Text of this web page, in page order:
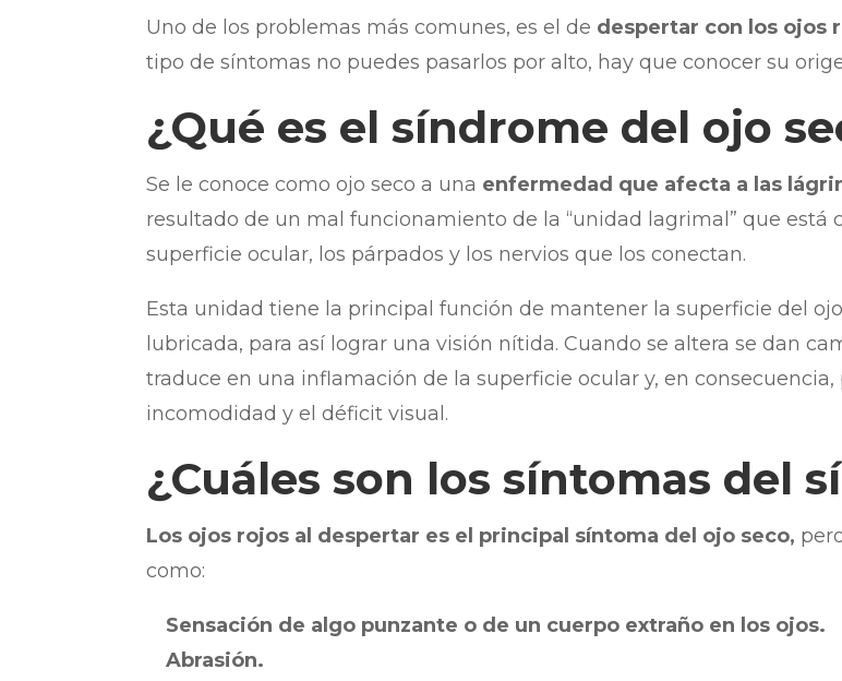
Uno de los problemas más comunes, es el de despertar con los ojos
tipo de síntomas no puedes pasarlos por alto, hay que conocer su
¿Qué es el síndrome del ojo
Se le conoce como ojo seco a una enfermedad que afecta a las
resultado de un mal funcionamiento de la “unidad lagrimal” que está
superficie ocular, los párpados y los nervios que los conectan.
Esta unidad tiene la principal función de mantener la superficie del
lubricada, para así lograr una visión nítida. Cuando se altera se dan
traduce en una inflamación de la superficie ocular y, en
incomodidad y el déficit visual.
¿Cuáles son los síntomas del
Los ojos rojos al despertar es el principal síntoma del ojo seco,
como:
Sensación de algo punzante o de un cuerpo extraño en los ojos.
Abrasión.